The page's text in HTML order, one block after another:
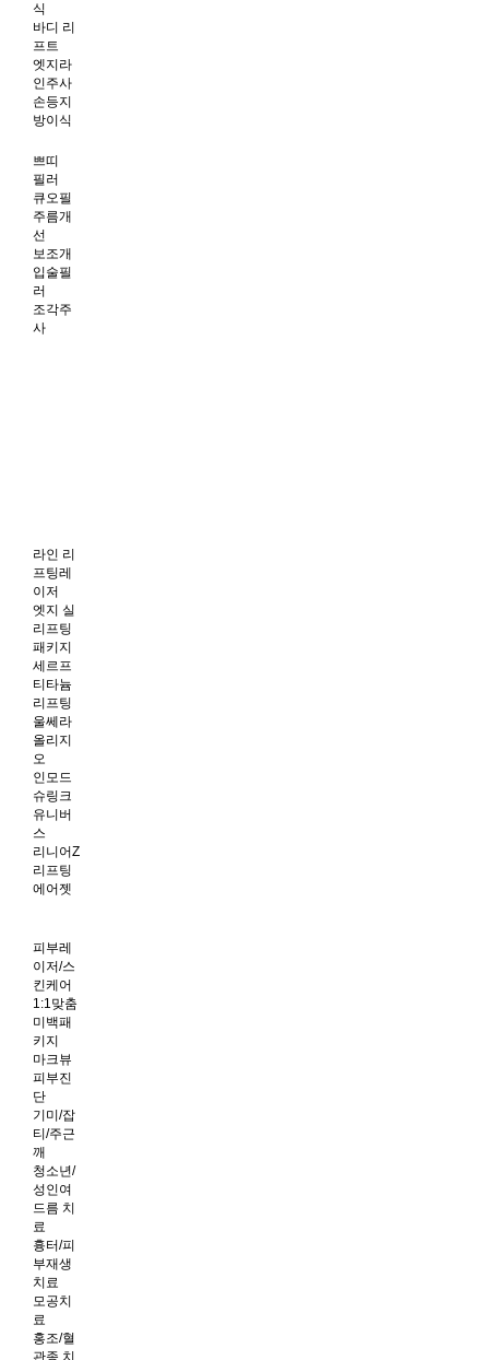
식
바디 리
프트
엣지라
인주사
손등지
방이식
쁘띠
필러
큐오필
주름개
선
보조개
입술필
러
조각주
사
라인 리
프팅레
이저
엣지 실
리프팅
패키지
세르프
티타늄
리프팅
울쎄라
올리지
오
인모드
슈링크
유니버
스
리니어Z
리프팅
에어젯
피부레
이저/스
킨케어
1:1맞춤
미백패
키지
마크뷰
피부진
단
기미/잡
티/주근
깨
청소년/
성인여
드름 치
료
흉터/피
부재생
치료
모공치
료
홍조/혈
관종 치